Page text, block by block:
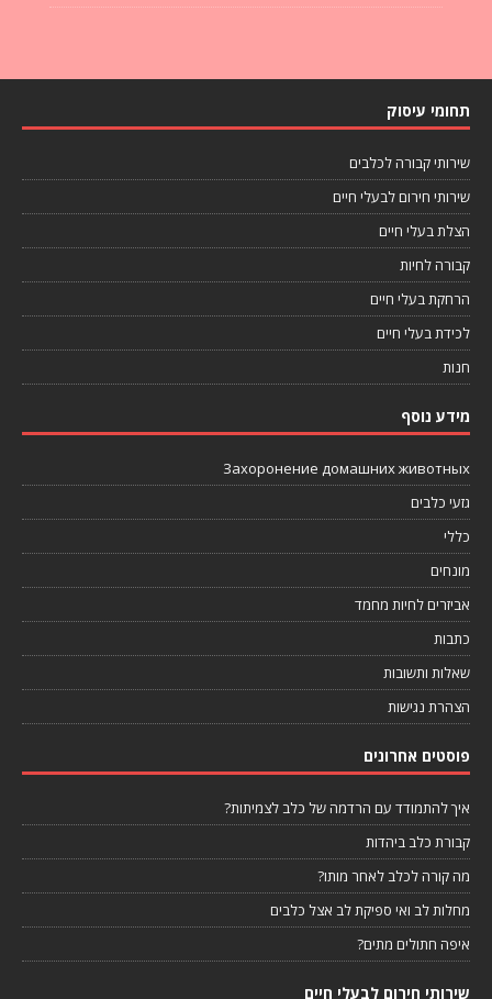
תחומי עיסוק
שירותי קבורה לכלבים
שירותי חירום לבעלי חיים
הצלת בעלי חיים
קבורה לחיות
הרחקת בעלי חיים
לכידת בעלי חיים
חנות
מידע נוסף
Захоронение домашних животных
גזעי כלבים
כללי
מונחים
אביזרים לחיות מחמד
כתבות
שאלות ותשובות
הצהרת נגישות
פוסטים אחרונים
איך להתמודד עם הרדמה של כלב לצמיתות?
קבורת כלב ביהדות
מה קורה לכלב לאחר מותו?
מחלות לב ואי ספיקת לב אצל כלבים
איפה חתולים מתים?
שירותי חירום לבעלי חיים